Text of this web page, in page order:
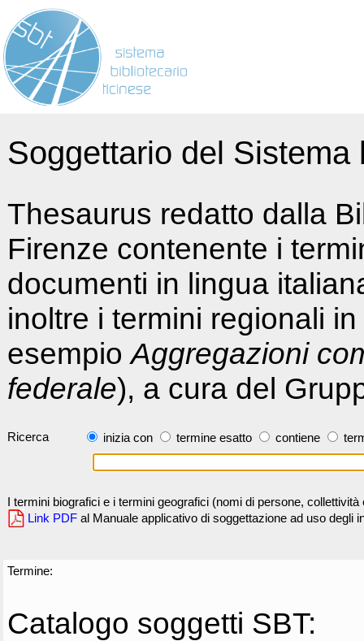
Soggettario del
Thesaurus redatto dalla
Firenze contenente i
documenti in lingua
inoltre i termini regionali
esempioAggregazioni
federale), a cura del
Ricerca inizia con termine esatto contiene
I termini biografici e i termini geografici (nomi di persone,
Link PDF al Manuale applicativo di soggettazione ad uso degli
Termine:
Catalogo soggetti SBT: